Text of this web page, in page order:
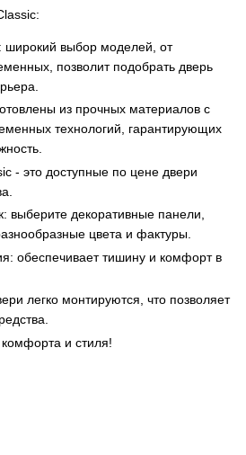
выбор моделей, от
позволит подобрать дверь
из прочных материалов с
технологий, гарантирующих
- это доступные по цене двери
выберите декоративные панели,
цвета и фактуры.
обеспечивает тишину и комфорт в
легко монтируются, что позволяет
и стиля!